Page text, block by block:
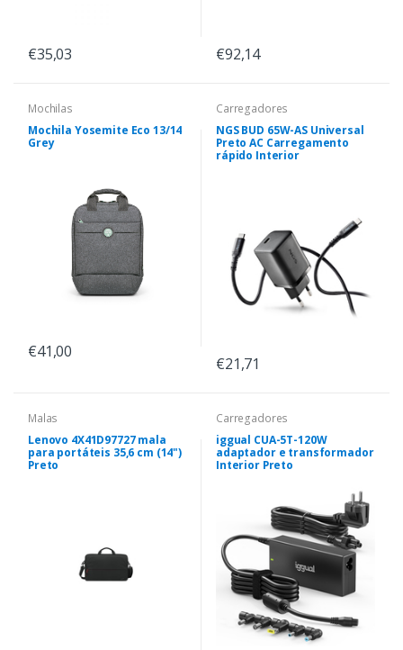
€35,03 €92,14
Mochilas
Mochila Yosemite Eco 13/14
Grey
€41,00
Carregadores
NGS BUD 65W-AS Universal
Preto AC Carregamento
rápido Interior
€21,71
Malas
Lenovo 4X41D97727 mala
para portáteis 35,6 cm (14")
Preto
Carregadores
iggual CUA-5T-120W
adaptador e transformador
Interior Preto